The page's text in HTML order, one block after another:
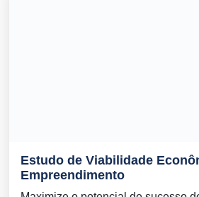
Estudo de Viabilidade
Empreendimento